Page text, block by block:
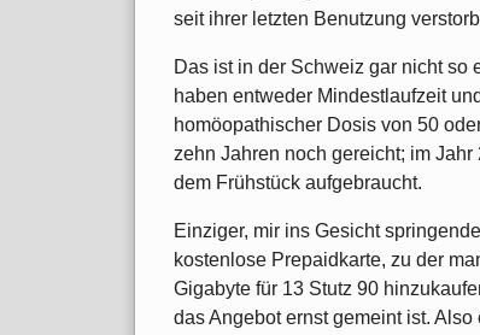
seit ihrer letzten Benutzung
Das ist in der Schweiz gar nicht so
haben entweder Mindestlaufzeit
homöopathischer Dosis von 50
zehn Jahren noch gereicht; im
dem Frühstück aufgebraucht.
Einziger, mir ins Gesicht
kostenlose Prepaidkarte, zu der
Gigabyte für 13 Stutz 90
das Angebot ernst gemeint ist.